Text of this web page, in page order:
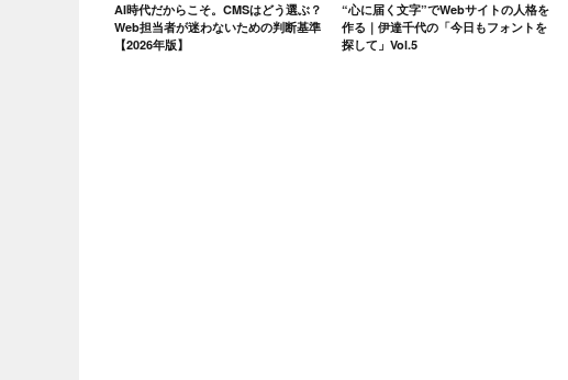
AI時代だからこそ。CMSはどう選ぶ？
Web担当者が迷わないための判断基準
【2026年版】
“心に届く文字”でWebサイトの人格を
作る｜伊達千代の「今日もフォントを
探して」Vol.5